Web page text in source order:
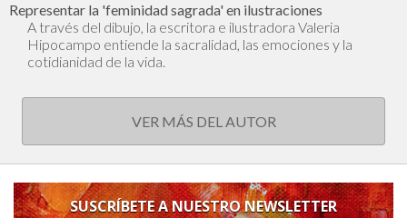
Representar la 'feminidad sagrada' en ilustraciones
A través del dibujo, la escritora e ilustradora Valeria
Hipocampo entiende la sacralidad, las emociones y la
cotidianidad de la vida.
VER MÁS DEL AUTOR
SUSCRÍBETE A NUESTRO NEWSLETTER